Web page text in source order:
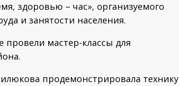
здоровью – час», организуемого
и занятости населения.
провели мастер-классы для
продемонстрировала технику